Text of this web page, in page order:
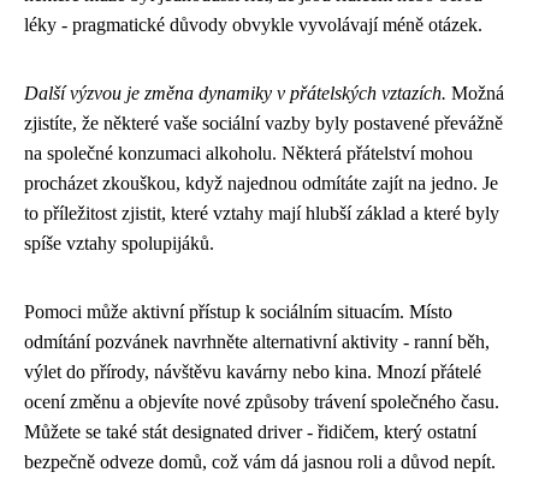
léky - pragmatické důvody obvykle vyvolávají méně otázek.
Další výzvou je změna dynamiky v přátelských vztazích. Možná
zjistíte, že některé vaše sociální vazby byly postavené převážně
na společné konzumaci alkoholu. Některá přátelství mohou
procházet zkouškou, když najednou odmítáte zajít na jedno. Je
to příležitost zjistit, které vztahy mají hlubší základ a které byly
spíše vztahy spolupijáků.
Pomoci může aktivní přístup k sociálním situacím. Místo
odmítání pozvánek navrhněte alternativní aktivity - ranní běh,
výlet do přírody, návštěvu kavárny nebo kina. Mnozí přátelé
ocení změnu a objevíte nové způsoby trávení společného času.
Můžete se také stát designated driver - řidičem, který ostatní
bezpečně odveze domů, což vám dá jasnou roli a důvod nepít.